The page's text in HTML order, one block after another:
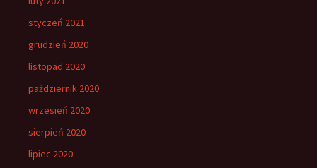
styczeń 2021
grudzień 2020
listopad 2020
październik 2020
wrzesień 2020
sierpień 2020
lipiec 2020